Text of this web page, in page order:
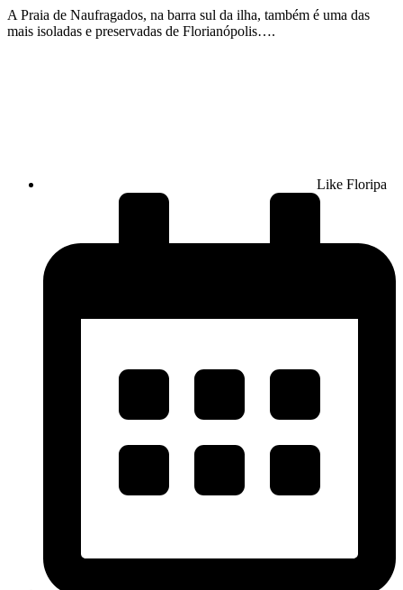
A Praia de Naufragados, na barra sul da ilha, também é uma das
mais isoladas e preservadas de Florianópolis….
Like Floripa